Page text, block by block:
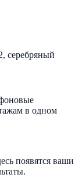
в одном
появятся ваши